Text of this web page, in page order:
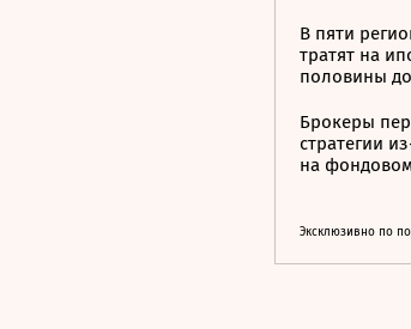
В пяти
тратят на
половины
Брокеры
стратегии
на
Эксклюзивно по